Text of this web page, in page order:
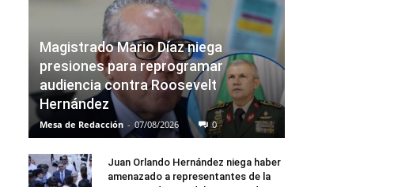
Magistrado Mario Díaz niega
presiones para reprogramar
audiencia contra Roosevelt
Hernández
Mesa de Redacción - 07/08/2026 0
Juan Orlando Hernández niega haber
amenazado a representantes de la